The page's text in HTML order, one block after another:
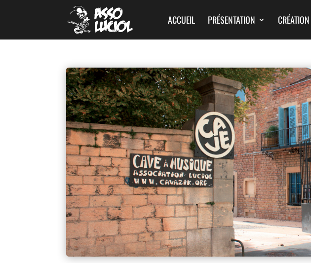
ACCUEIL PRÉSENTATION CRÉATION